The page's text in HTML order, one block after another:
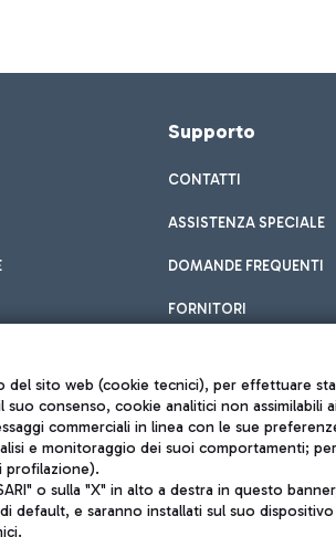
Supporto
CONTATTI
ASSISTENZA SPECIALE
DOMANDE FREQUENTI
FORNITORI
Note legali
Mappa sito
sito web (cookie tecnici), per effettuare
consenso, cookie analitici non
commerciali in linea con le sue
e monitoraggio dei suoi comportamenti;
profilazione).
o sulla "X" in alto a destra in questo
e saranno installati sul suo